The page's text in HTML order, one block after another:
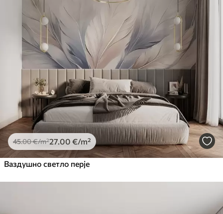
45.00€/m²27 .00 €/m²
Ваздушно светло перје